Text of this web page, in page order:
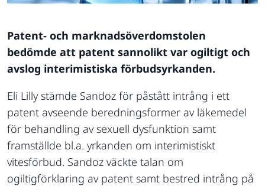
Patent- och marknadsöverdomstolen
bedömde att patent sannolikt var ogiltigt och
avslog interimistiska förbudsyrkanden.
Eli Lilly stämde Sandoz för påstått intrång i ett
patent avseende beredningsformer av läkemedel
för behandling av sexuell dysfunktion samt
framställde bl.a. yrkanden om interimistiskt
vitesförbud. Sandoz väckte talan om
ogiltigförklaring av patent samt bestred intrång på